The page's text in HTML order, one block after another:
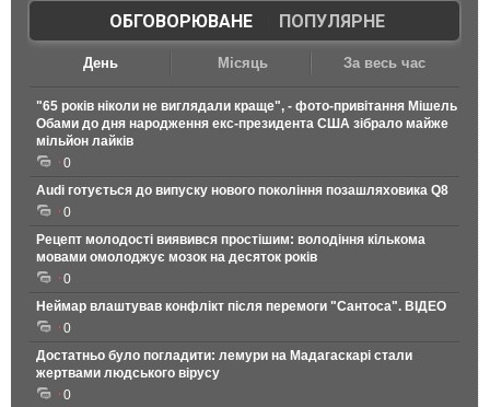
ОБГОВОРЮВАНЕ| ПОПУЛЯРНЕ
День Місяць За весь час
"65 років ніколи не виглядали краще", - фото-привітання Мішель
Обами до дня народження екс-президента США зібрало майже
мільйон лайків
0
Audi готується до випуску нового покоління позашляховика Q8
0
Рецепт молодості виявився простішим: володіння кількома
мовами омолоджує мозок на десяток років
0
Неймар влаштував конфлікт після перемоги "Сантоса". ВІДЕО
0
Достатньо було погладити: лемури на Мадагаскарі стали
жертвами людського вірусу
0